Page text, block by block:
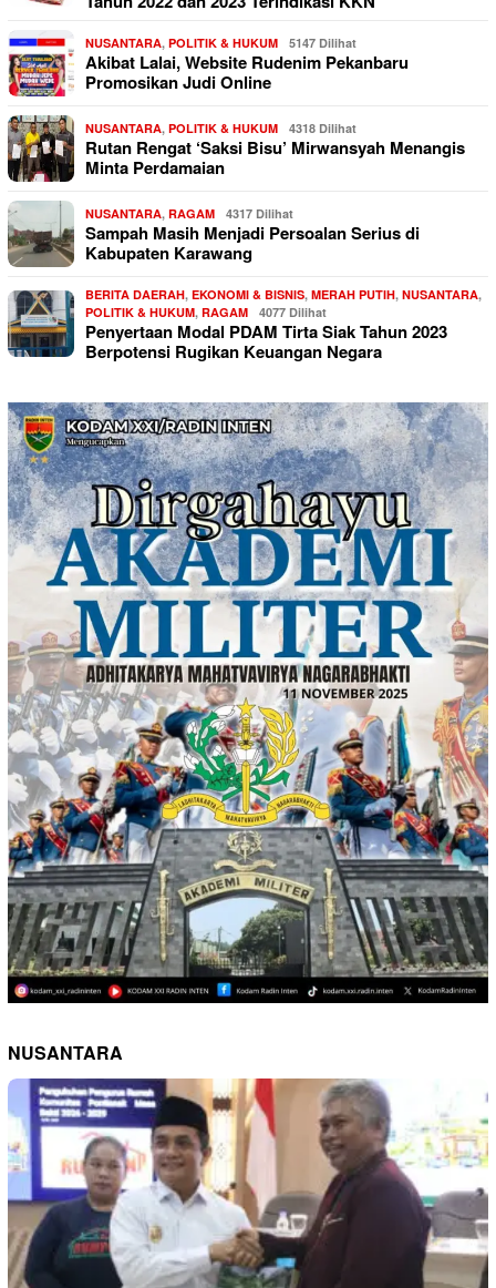
NUSANTARA, POLITIK & HUKUM 5147 Dilihat
Akibat Lalai, Website Rudenim Pekanbaru
Promosikan Judi Online
NUSANTARA, POLITIK & HUKUM 4318 Dilihat
Rutan Rengat ‘Saksi Bisu’ Mirwansyah Menangis
Minta Perdamaian
NUSANTARA, RAGAM 4317 Dilihat
Sampah Masih Menjadi Persoalan Serius di
Kabupaten Karawang
BERITA DAERAH, EKONOMI & BISNIS, MERAH PUTIH, NUSANTARA,
POLITIK & HUKUM, RAGAM 4077 Dilihat
Penyertaan Modal PDAM Tirta Siak Tahun 2023
Berpotensi Rugikan Keuangan Negara
NUSANTARA